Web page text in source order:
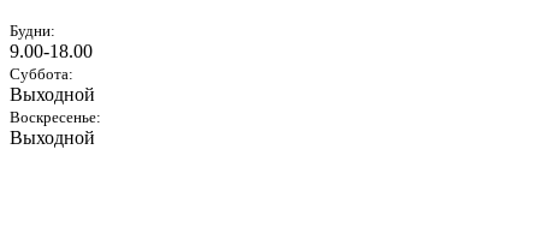
Будни:
9.00-18.00
Суббота:
Выходной
Воскресенье:
Выходной